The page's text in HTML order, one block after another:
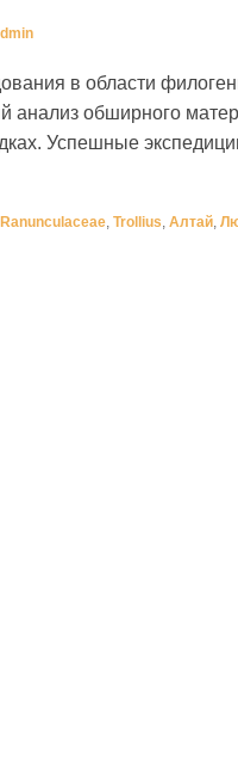
в области
анализ обширного
Успешные
Ranunculaceae, Trollius, Алтай,